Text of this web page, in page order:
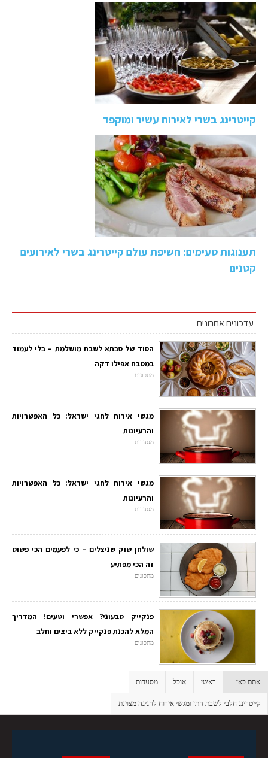
קייטרינג בשרי לאירוח עשיר ומוקפד
תענוגות טעימים: חשיפת עולם קייטרינג בשרי לאירועים
קטנים
עדכונים אחרונים
הסוד של סבתא לשבת מושלמת – בלי לעמוד
במטבח אפילו דקה
מתכונים
מגשי אירוח לחגי ישראל: כל האפשרויות
והרעיונות
מסעדות
מגשי אירוח לחגי ישראל: כל האפשרויות
והרעיונות
מסעדות
שולחן שוק שניצלים – כי לפעמים הכי פשוט
זה הכי מפתיע
מתכונים
פנקייק טבעוני? אפשרי וטעים! המדריך
המלא להכנת פנקייק ללא ביצים וחלב
מתכונים
אתם כאן: ראשי אוכל מסעדות
קייטרינג חלבי לשבת חתן ומגשי אירוח לחגיגה מצוינת